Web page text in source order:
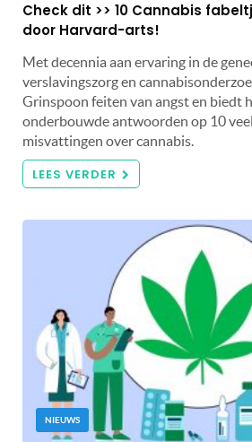
Check dit >> 10 Cannabis
door Harvard-arts!
Met decennia aan ervaring in de
verslavingszorg en
Grinspoon feiten van angst en biedt
onderbouwde antwoorden op 10
misvattingen over cannabis.
LEES VERDER
NIEUWS